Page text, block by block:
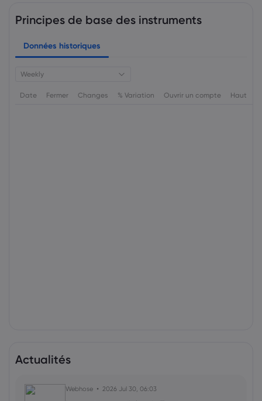
Principes de base des instruments
Données historiques
Weekly
Date Fermer Changes % Variation Ouvrir un compte Haut
Actualités
Webhose 2026 Jul 30, 06:03